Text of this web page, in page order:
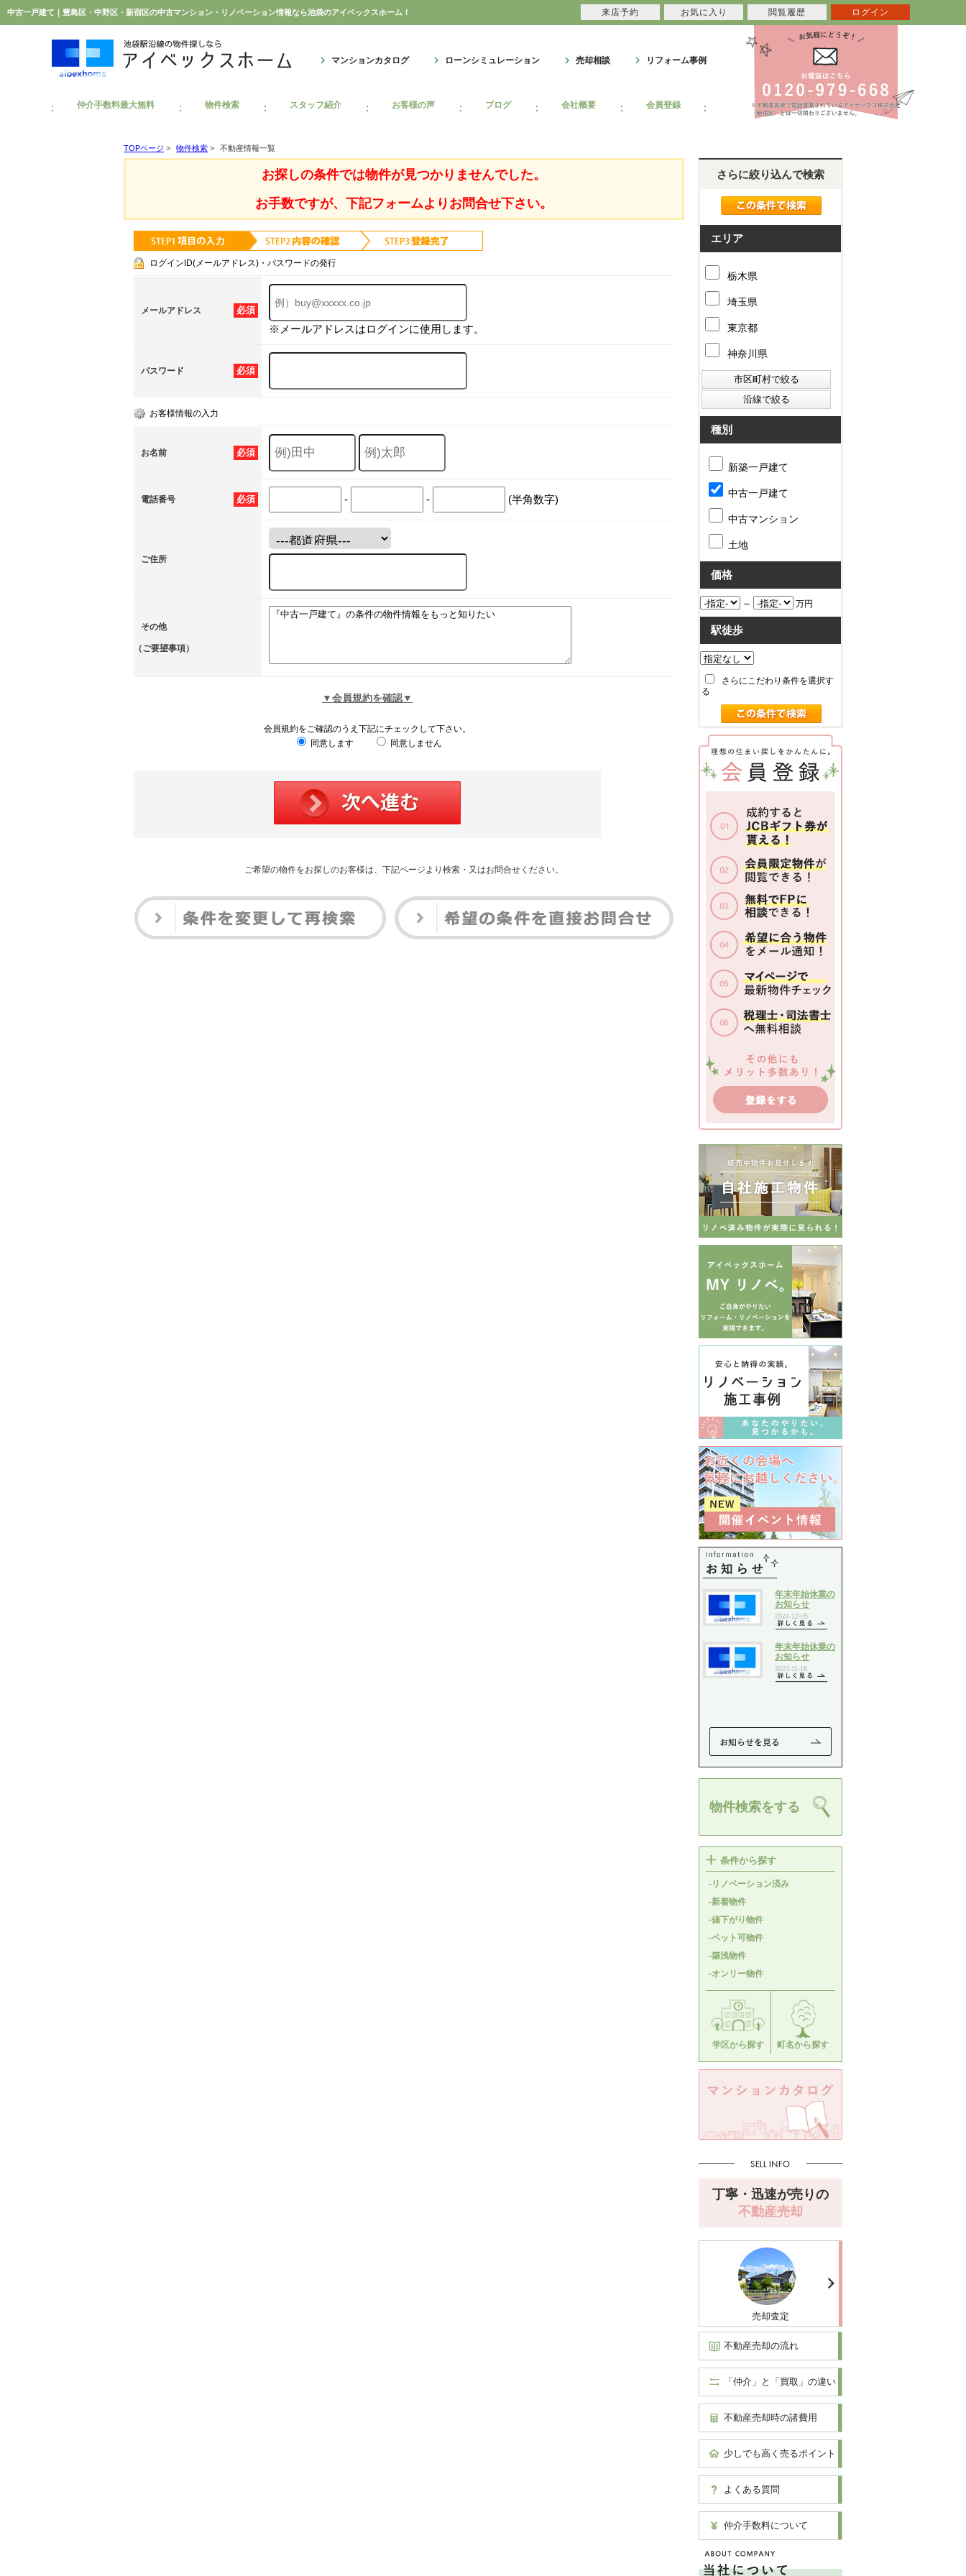
中古一戸建て｜豊島区・中野区・新宿区の中古マンション・リノベーション情報なら池袋のアイベックスホーム！
マンションカタログ ローンシミュレーション 売却相談 リフォーム事例
仲介手数料最大無料 物件検索 スタッフ紹介 お客様の声 ブログ 会社概要 会員登録
TOPページ > 物件検索 > 不動産情報一覧
お探しの条件では物件が見つかりませんでした。
お手数ですが、下記フォームよりお問合せ下さい。
ログインID(メールアドレス)・パスワードの発行
必須
メールアドレス
※メールアドレスはログインに使用します。
必須
パスワード
お客様情報の入力
必須
お名前
必須
電話番号 - - (半角数字)
ご住所
その他
（ご要望事項）
▼会員規約を確認▼
会員規約をご確認のうえ下記にチェックして下さい。
同意します
同意しません
ご希望の物件をお探しのお客様は、下記ページより検索・又はお問合せください。
さらに絞り込んで検索
エリア
栃木県
埼玉県
東京都
神奈川県
種別
新築一戸建て
中古一戸建て
中古マンション
土地
価格
～ 万円
駅徒歩
さらにこだわり条件を選択す
る
物件検索をする
条件から探す
-リノベーション済み
-新着物件
-値下がり物件
-ペット可物件
-築浅物件
-オンリー物件
学区から探す 町名から探す
丁寧・迅速が売りの
不動産売却
売却査定
不動産売却の流れ
「仲介」と「買取」の違い
不動産売却時の諸費用
少しでも高く売るポイント
よくある質問
仲介手数料について
来店予約 お気に入り 閲覧履歴 ログイン